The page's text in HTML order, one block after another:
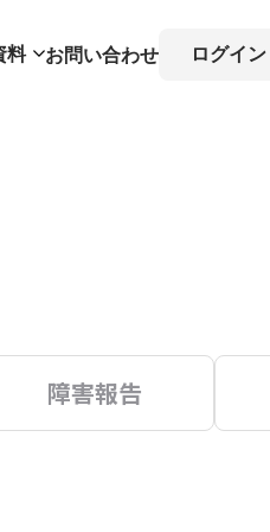
料 お問い合わせ ログイン
障害報告